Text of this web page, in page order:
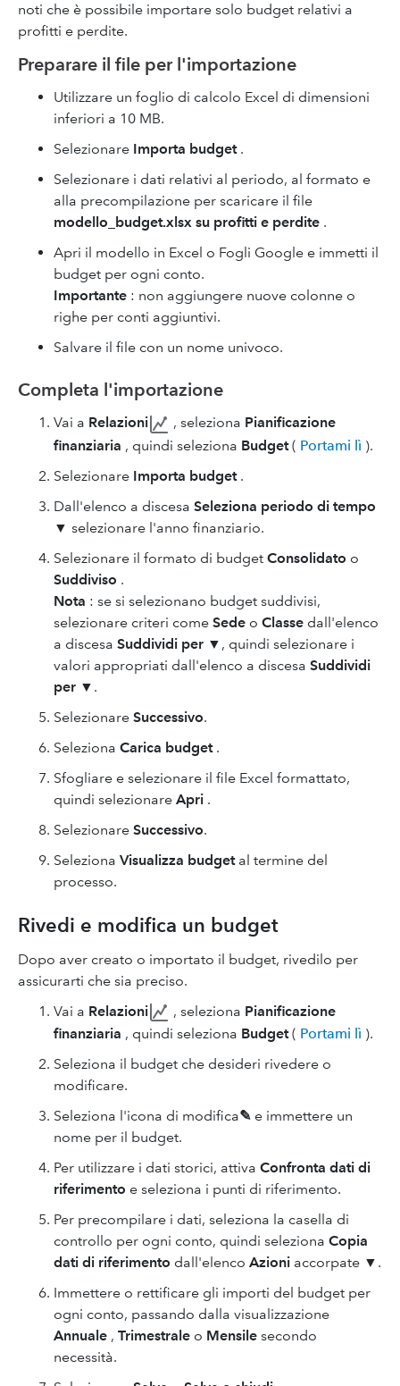
noti che è possibile importare solo budget relativi a
profitti e perdite.
Preparare il file per l'importazione
Utilizzare un foglio di calcolo Excel di dimensioni
inferiori a 10 MB.
Selezionare Importa budget.
Selezionare i dati relativi al periodo, al formato e
alla precompilazione per scaricare il file
modello_budget.xlsx su profitti e perdite .
Apri il modello in Excel o Fogli Google e immetti il
budget per ogni conto.
Importante : non aggiungere nuove colonne o
righe per conti aggiuntivi.
Salvare il file con un nome univoco.
Completa l'importazione
Vai a Relazioni , seleziona Pianificazione
finanziaria , quindi seleziona Budget( Portami lì ).
Selezionare Importa budget.
Dall'elenco a discesa Seleziona periodo di tempo
▼ selezionare l'anno finanziario.
Selezionare il formato di budget Consolidato o
Suddiviso .
Nota : se si selezionano budget suddivisi,
selezionare criteri come Sede o Classe dall'elenco
a discesa Suddividi per ▼, quindi selezionare i
valori appropriati dall'elenco a discesa Suddividi
per ▼.
Selezionare Successivo.
Seleziona Carica budget.
Sfogliare e selezionare il file Excel formattato,
quindi selezionare Apri .
Selezionare Successivo.
Seleziona Visualizza budgetal termine del
processo.
Rivedi e modifica un budget
Dopo aver creato o importato il budget, rivedilo per
assicurarti che sia preciso.
Vai a Relazioni , seleziona Pianificazione
finanziaria , quindi seleziona Budget( Portami lì ).
Seleziona il budget che desideri rivedere o
modificare.
Seleziona l'icona di modifica✎ e immettere un
nome per il budget.
Per utilizzare i dati storici, attiva Confronta dati di
riferimento e seleziona i punti di riferimento.
Per precompilare i dati, seleziona la casella di
controllo per ogni conto, quindi seleziona Copia
dati di riferimento dall'elenco Azioni accorpate ▼.
Immettere o rettificare gli importi del budget per
ogni conto, passando dalla visualizzazione
Annuale , Trimestrale o Mensile secondo
necessità.